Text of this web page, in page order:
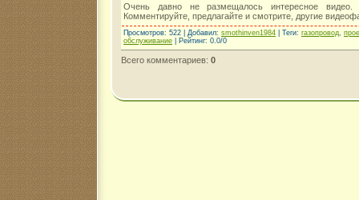
Очень давно не размещалось интересное видео.
Комментируйте, предлагайте и смотрите, другие
Просмотров: 522 | Добавил: smothinven1984 Теги: газопровод
обслуживание
Рейтинг: 0.0/0
Всего комментариев: 0